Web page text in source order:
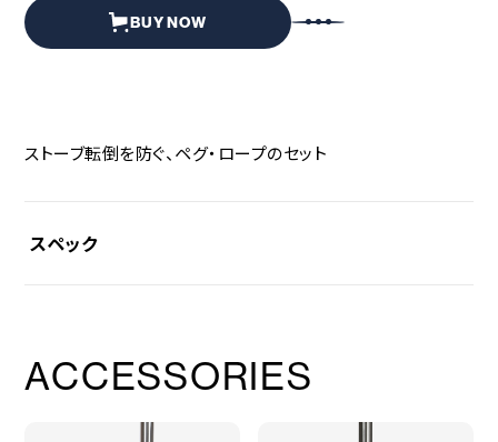
INFORMATION CONTACT
BUY NOW
ストーブ転倒を防ぐ、ペグ・ロープのセット
スペック
SUS304
ACCESSORIES